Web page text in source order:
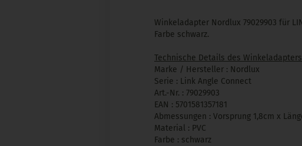
Winkeladapter Nordlux 79029903 für
Farbe schwarz.
Technische Details des
Marke / Hersteller : Nordlux
Serie : Link Angle Connect
Art.-Nr. : 79029903
EAN : 5701581357181
Abmessungen : Vorsprung 1,8cm x
Material : PVC
Farbe : schwarz